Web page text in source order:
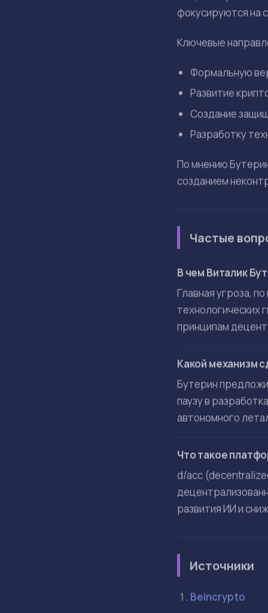
Для выхода из
которые будут
исследований.
В качестве
Появление и
развития ИИ
В качестве
Ее цель —
фокусируются на
Ключевые
Формальную
Развитие
Разработку
По мнению
созданием
Частые
В чем Виталик